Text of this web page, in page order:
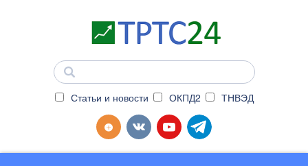
Статьи и новости ОКПД2 ТНВЭД